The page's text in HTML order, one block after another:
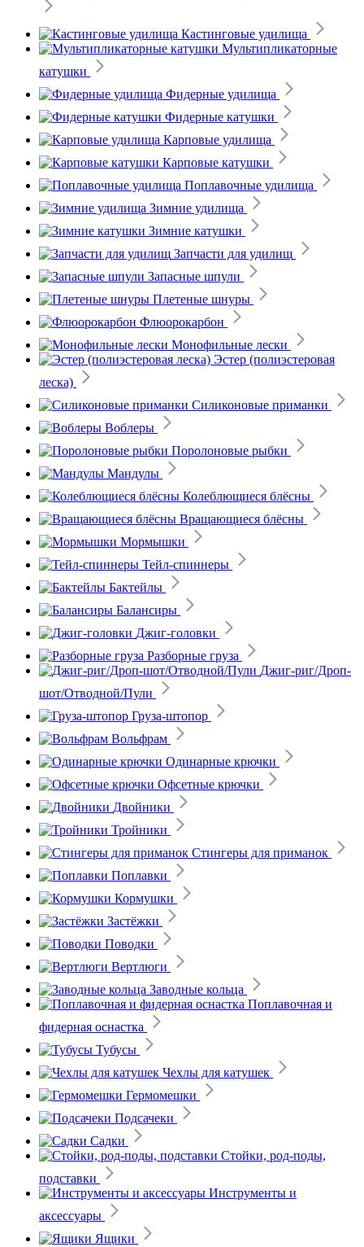
Кастинговые удилища
Мультипликаторные
катушки
Фидерные удилища
Фидерные катушки
Карповые удилища
Карповые катушки
Поплавочные удилища
Зимние удилища
Зимние катушки
Запчасти для удилищ
Запасные шпули
Плетеные шнуры
Флюорокарбон
Монофильные лески
Эстер (полиэстеровая
леска)
Силиконовые приманки
Воблеры
Поролоновые рыбки
Мандулы
Колеблющиеся блёсны
Вращающиеся блёсны
Мормышки
Тейл-спиннеры
Бактейлы
Балансиры
Джиг-головки
Разборные груза
Джиг-риг/Дроп-
шот/Отводной/Пули
Груза-штопор
Вольфрам
Одинарные крючки
Офсетные крючки
Двойники
Тройники
Стингеры для приманок
Поплавки
Кормушки
Застёжки
Поводки
Вертлюги
Заводные кольца
Поплавочная и
фидерная оснастка
Тубусы
Чехлы для катушек
Гермомешки
Подсачеки
Садки
Стойки, род-поды,
подставки
Инструменты и
аксессуары
Ящики